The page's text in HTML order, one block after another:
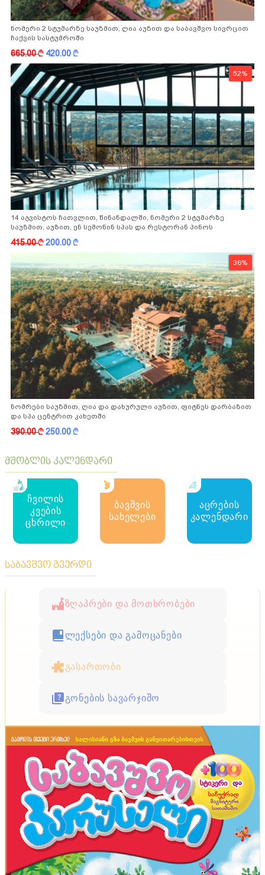
ნომერი 2 სტუმარზე საუზმით, ღია აუზით და საბავშვო სივრცით
ჩაქვის სასტუმროში
665.00k 420.00k
52%
14 აგვისტოს ჩათვლით, წინანდალში, ნომერი 2 სტუმარზე
საუზმით, აუზით, ენ სემონინ სპას და რესტორან პინოს
ფასდაკლებით
415.00k200.00k
36%
ნომრები საუზმით, ღია და დახურული აუზით, ფიტნეს დარბაზით
და სპა ცენტრით კახეთში
390.00k250.00k
მშობლის კალენდარი
ჩვილის
კვების
ცხრილი
ბავშვის
სახელები
აცრების
კალენდარი
საბავშვო გვერდი
ზღაპრები და მოთხრობები
ლექსები და გამოცანები
გასართობი
გონების სავარჯიშო